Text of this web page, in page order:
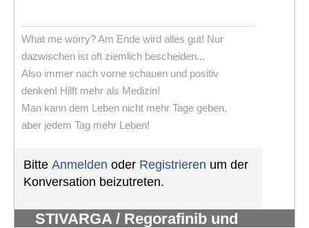
What me worry? Am Ende wird alles gut! Nur
dazwischen ist oft ziemlich bescheiden...
Also immer nach vorne schauen und positiv
denken! Hilft mehr als Medizin!
Man kann dem Leben nicht mehr Tage geben,
aber jedem Tag mehr Leben!
Bitte Anmelden oder Registrieren um der
Konversation beizutreten.
STIVARGA / Regorafinib und